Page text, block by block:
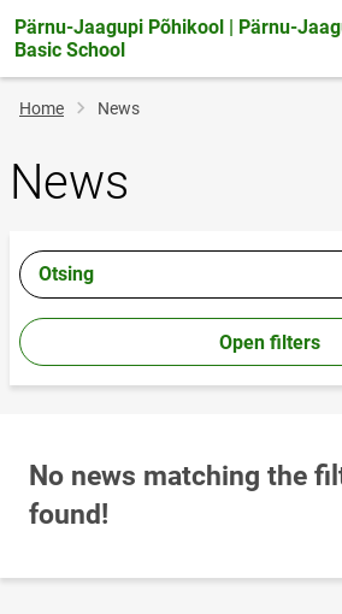
Pärnu-Jaagupi Põhikool | Pärnu-
Basic School
Breadcrumb
Home News
News
Otsing
Open filters
No news matching the
found!